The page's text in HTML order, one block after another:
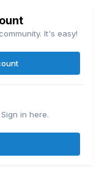
It's easy!
in here.